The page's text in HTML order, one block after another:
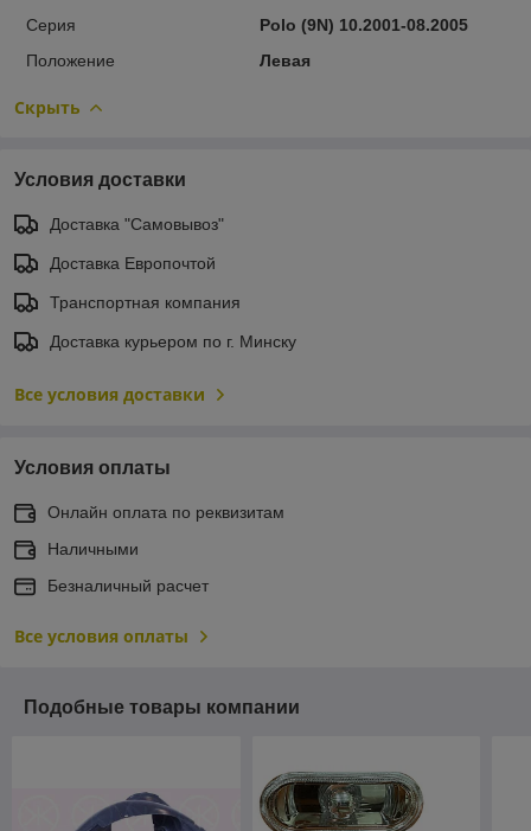
Серия
Polo (9N) 10.2001-08.2005
Положение
Левая
Скрыть
Условия доставки
Доставка "Самовывоз"
Доставка Европочтой
Транспортная компания
Доставка курьером по г. Минску
Все условия доставки
Условия оплаты
Онлайн оплата по реквизитам
Наличными
Безналичный расчет
Все условия оплаты
Подобные товары компании